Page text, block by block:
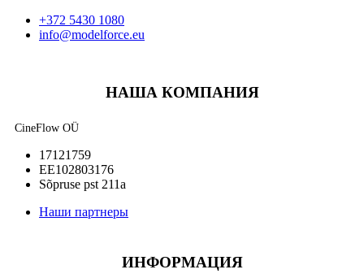
+372 5430 1080
info@modelforce.eu
НАША КОМПАНИЯ
CineFlow OÜ
17121759
EE102803176
Sõpruse pst 211a
Наши партнеры
ИНФОРМАЦИЯ